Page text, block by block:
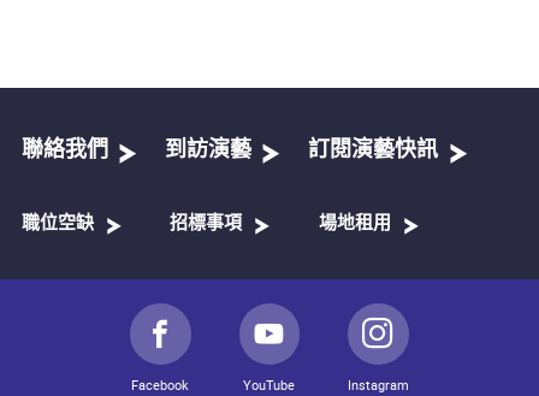
聯絡我們 到訪演藝 訂閱演藝快訊
職位空缺 招標事項 場地租用
Facebook YouTube Instagram